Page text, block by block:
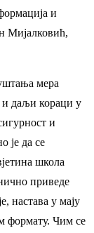
и
Мијалковић,
мера
и даљи кораци у
и
је да се
школа
приведе
настава у мају
формату. Чим се